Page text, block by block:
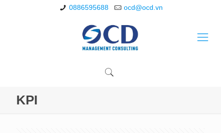
0886595688 ocd@ocd.vn
KPI